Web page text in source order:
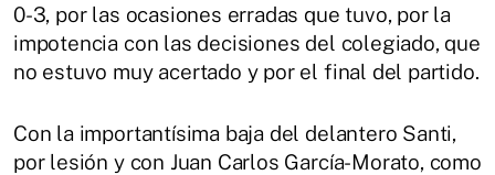
0-3, por las ocasiones erradas que tuvo, por la
impotencia con las decisiones del colegiado, que
no estuvo muy acertado y por el final del partido.
Con la importantísima baja del delantero Santi,
por lesión y con Juan Carlos García-Morato, como